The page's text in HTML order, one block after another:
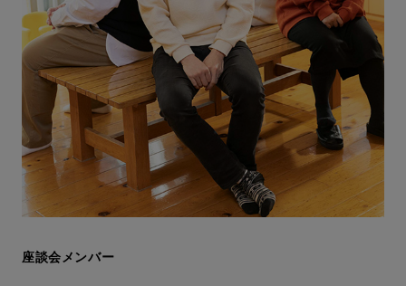
座談会メンバー